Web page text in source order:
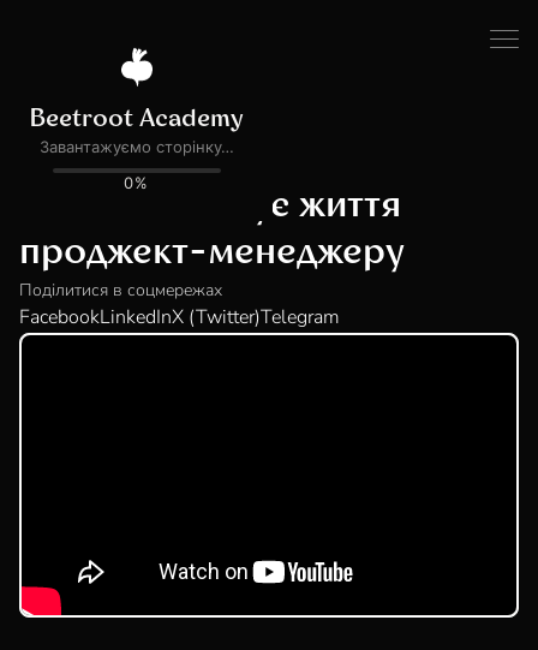
Всі події
ПОДІЯ ЗАВЕРШЕНА
Як АІ полегшує життя
проджект-менеджеру
Поділитися в соцмережах
FacebookLinkedInX (Twitter)Telegram